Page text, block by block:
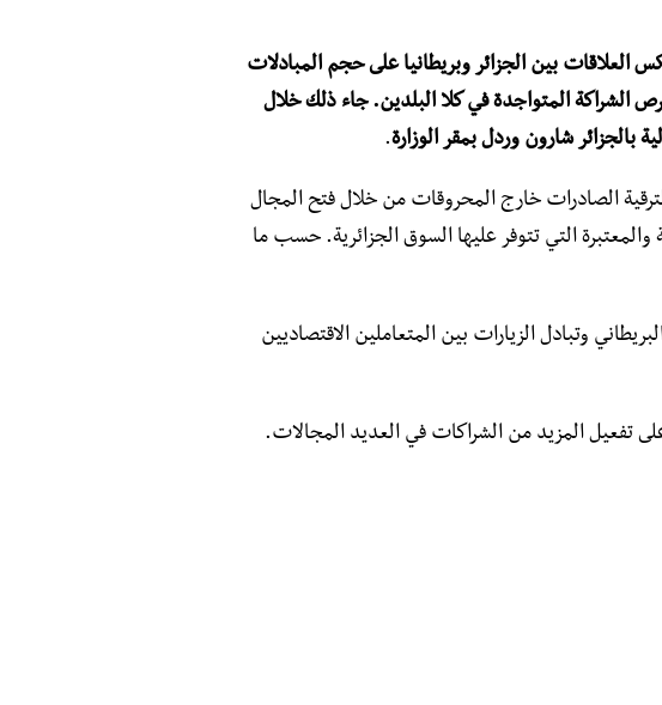
العلاقات بين الجزائر وبريطانيا على حجم المبادلات
الشراكة المتواجدة في كلا البلدين. جاء ذلك خلال
بالجزائر شارون وردل بمقر الوزارة.
الصادرات خارج المحروقات من خلال فتح المجال
والمعتبرة التي تتوفر عليها السوق الجزائرية. حسب ما
وتبادل الزيارات بين المتعاملين الاقتصاديين
تفعيل المزيد من الشراكات في العديد المجالات.